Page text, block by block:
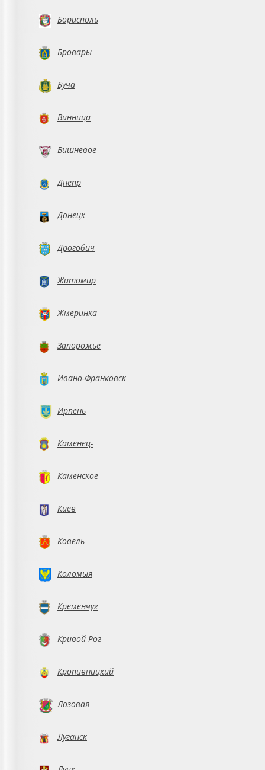
Борисполь
Бровары
Буча
Винница
Вишневое
Днепр
Донецк
Дрогобич
Житомир
Жмеринка
Запорожье
Ивано-Франковск
Ирпень
Каменец-
Каменское
Киев
Ковель
Коломыя
Кременчуг
Кривой Рог
Кропивницкий
Лозовая
Луганск